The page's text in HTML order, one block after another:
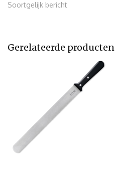
Soortgelijk bericht
Gerelateerde producten